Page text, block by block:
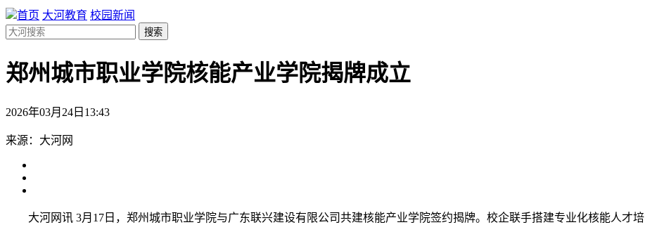
首页 大河教育 校园新闻
搜索
郑州城市职业学院核能产业学院揭牌成立
2026年03月24日13:43
来源：大河网
大河网讯 3月17日，郑州城市职业学院与广东联兴建设有限公司共建核能产业学院签约揭牌。校企联手搭建专业化核能人才培